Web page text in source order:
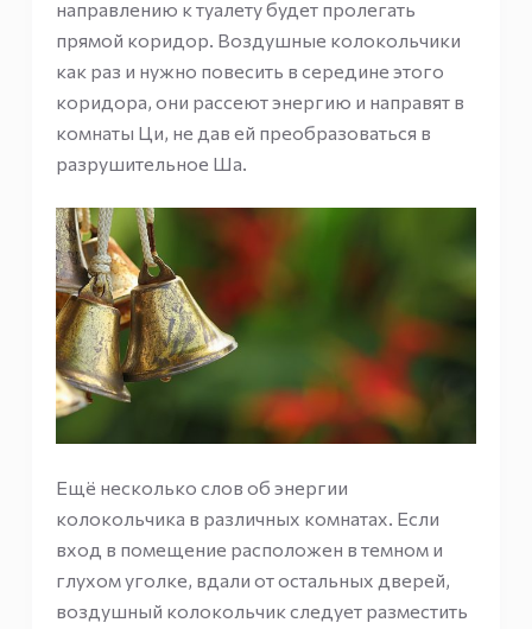
направлению к туалету будет пролегать
прямой коридор. Воздушные колокольчики
как раз и нужно повесить в середине этого
коридора, они рассеют энергию и направят в
комнаты Ци, не дав ей преобразоваться в
разрушительное Ша.
Ещё несколько слов об энергии
колокольчика в различных комнатах. Если
вход в помещение расположен в темном и
глухом уголке, вдали от остальных дверей,
воздушный колокольчик следует разместить